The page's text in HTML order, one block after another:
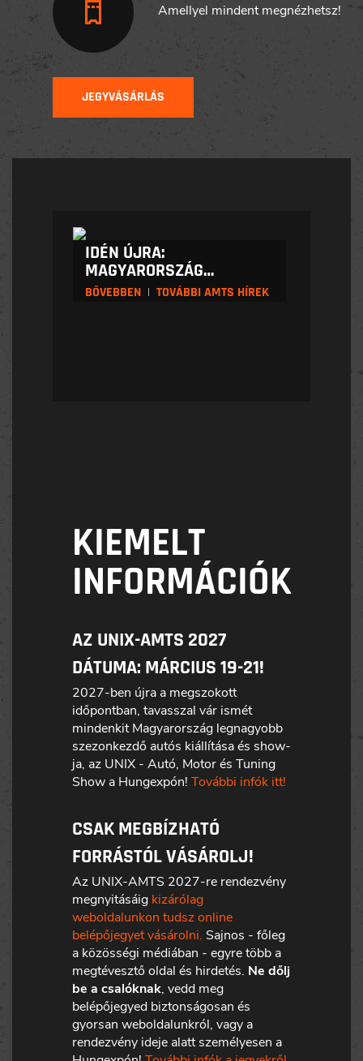
Amellyel mindent megnézhetsz!
JEGYVÁSÁRLÁS
IDÉN ÚJRA:
MAGYARORSZÁG…
BŐVEBBEN | TOVÁBBI AMTS HÍREK
KIEMELT
INFORMÁCIÓK
AZ UNIX-AMTS 2027
DÁTUMA: MÁRCIUS 19-21!
2027-ben újra a megszokott
időpontban, tavasszal vár ismét
mindenkit Magyarország legnagyobb
szezonkezdő autós kiállítása és show-
ja, az UNIX - Autó, Motor és Tuning
Show a Hungexpón! További infók itt!
CSAK MEGBÍZHATÓ
FORRÁSTÓL VÁSÁROLJ!
Az UNIX-AMTS 2027-re rendezvény
megnyitásáig kizárólag
weboldalunkon tudsz online
belépőjegyet vásárolni. Sajnos - főleg
a közösségi médiában - egyre több a
megtévesztő oldal és hirdetés. Ne dőlj
be a csalóknak, vedd meg
belépőjegyed biztonságosan és
gyorsan weboldalunkról, vagy a
rendezvény ideje alatt személyesen a